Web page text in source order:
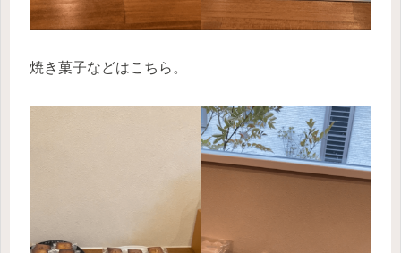
焼き菓子などはこちら。